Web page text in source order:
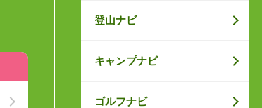
登山ナビ
キャンプナビ
ゴルフナビ